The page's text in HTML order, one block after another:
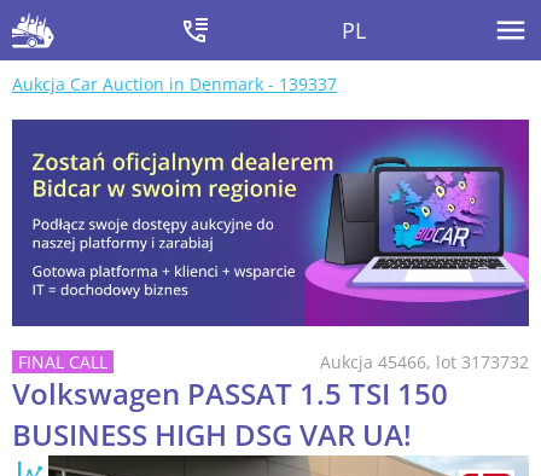
PL
Aukcja Car Auction in Denmark - 139337
Aukcja 45466, lot 3173732
Volkswagen PASSAT 1.5 TSI 150
BUSINESS HIGH DSG VAR UA!